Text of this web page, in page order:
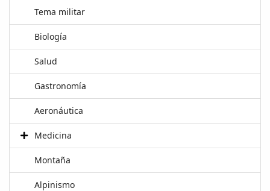
Tema militar
Biología
Salud
Gastronomía
Aeronáutica
Medicina
Montaña
Alpinismo